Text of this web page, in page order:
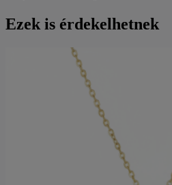
Ezek is érdekelhetnek